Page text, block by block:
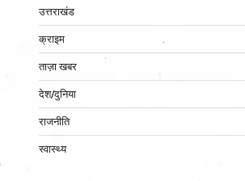
उत्तराखंड
क्राइम
ताज़ा खबर
देश/दुनिया
राजनीति
स्वास्थ्य